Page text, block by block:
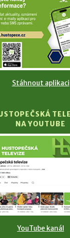
Stáhnout aplikaci
NA YOUTUBE
YouTube kanál